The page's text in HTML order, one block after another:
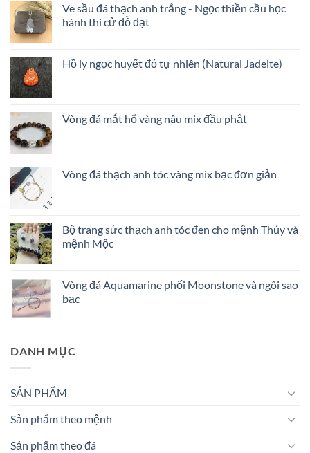
Ve sầu đá thạch anh trắng - Ngọc thiền cầu học
hành thi cử đỗ đạt
Hồ ly ngọc huyết đỏ tự nhiên (Natural Jadeite)
Vòng đá mắt hổ vàng nâu mix đầu phật
Vòng đá thạch anh tóc vàng mix bạc đơn giản
Bộ trang sức thạch anh tóc đen cho mệnh Thủy và
mệnh Mộc
Vòng đá Aquamarine phối Moonstone và ngôi sao
bạc
DANH MỤC
SẢN PHẨM
Sản phẩm theo mệnh
Sản phẩm theo đá